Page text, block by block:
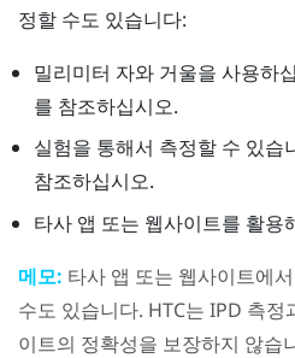
정할 수도 있습니다:
밀리미터 자와 거울을 사용하
를 참조하십시오.
실험을 통해서 측정할 수 있습
참조하십시오.
타사 앱 또는 웹사이트를 활용
메모: 타사 앱 또는 웹사이트에
수도 있습니다. HTC는 IPD 측
이트의 정확성을 보장하지 않습